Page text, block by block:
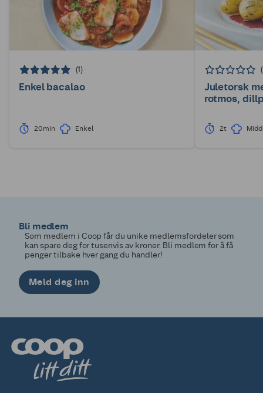
(1)
Enkel bacalao
20min Enkel
Juletorsk
rotmos,
2t
Bli medlem
Som medlem i Coop får du unike medlemsfordeler som
kan spare deg for tusenvis av kroner. Bli medlem for å få
penger tilbake hver gang du handler!
Meld deg inn